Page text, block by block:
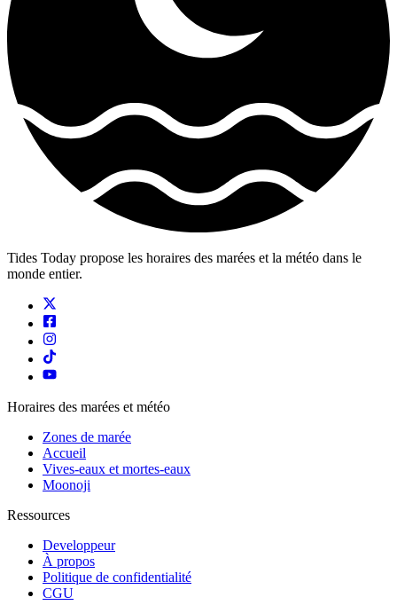
Tides Today propose les horaires des marées et la météo dans le
monde entier.
Horaires des marées et météo
Zones de marée
Accueil
Vives-eaux et mortes-eaux
Moonoji
Ressources
Developpeur
À propos
Politique de confidentialité
CGU